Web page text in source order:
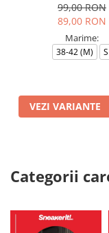
99,00 RON
89,00 RON
Marime:
38-42 (M) S
VEZI VARIANTE
Categorii